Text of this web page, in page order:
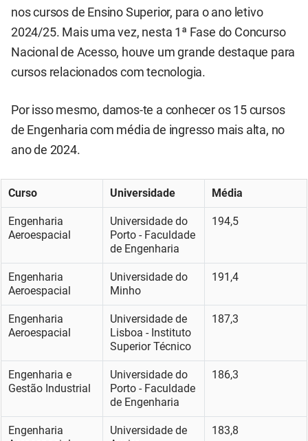
nos cursos de Ensino Superior, para o ano letivo
2024/25. Mais uma vez, nesta 1ª Fase do Concurso
Nacional de Acesso, houve um grande destaque para
cursos relacionados com tecnologia.
Por isso mesmo, damos-te a conhecer os 15 cursos
de Engenharia com média de ingresso mais alta, no
ano de 2024.
Curso Universidade Média
Engenharia
Aeroespacial
Universidade do
Porto - Faculdade
de Engenharia
194,5
Engenharia
Aeroespacial
Universidade do
Minho
191,4
Engenharia
Aeroespacial
Universidade de
Lisboa - Instituto
Superior Técnico
187,3
Engenharia e
Gestão Industrial
Universidade do
Porto - Faculdade
de Engenharia
186,3
Engenharia
Universidade de
183,8